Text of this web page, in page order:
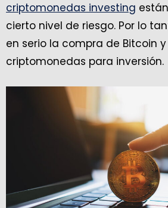
criptomonedas investing
cierto nivel de riesgo. Por lo
en serio la compra de Bitcoin
criptomonedas para inversión.